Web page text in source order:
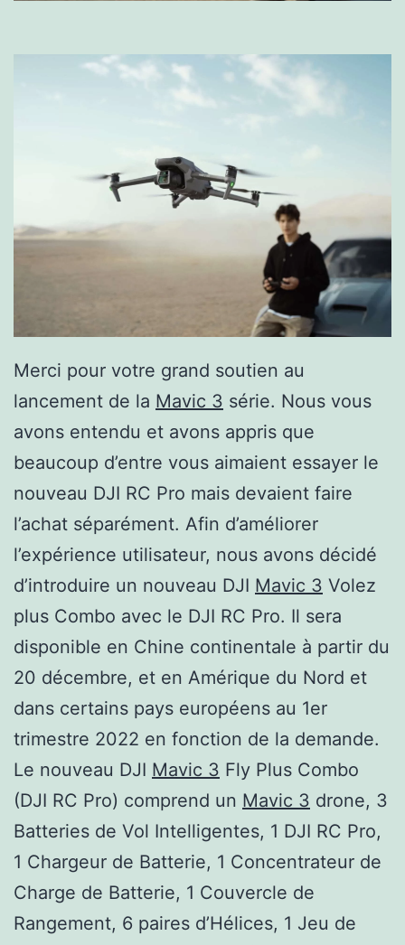
Merci pour votre grand soutien au
lancement de la Mavic 3 série. Nous vous
avons entendu et avons appris que
beaucoup d’entre vous aimaient essayer le
nouveau DJI RC Pro mais devaient faire
l’achat séparément. Afin d’améliorer
l’expérience utilisateur, nous avons décidé
d’introduire un nouveau DJI Mavic 3 Volez
plus Combo avec le DJI RC Pro. Il sera
disponible en Chine continentale à partir du
20 décembre, et en Amérique du Nord et
dans certains pays européens au 1er
trimestre 2022 en fonction de la demande.
Le nouveau DJI Mavic 3 Fly Plus Combo
(DJI RC Pro) comprend un Mavic 3 drone, 3
Batteries de Vol Intelligentes, 1 DJI RC Pro,
1 Chargeur de Batterie, 1 Concentrateur de
Charge de Batterie, 1 Couvercle de
Rangement, 6 paires d’Hélices, 1 Jeu de